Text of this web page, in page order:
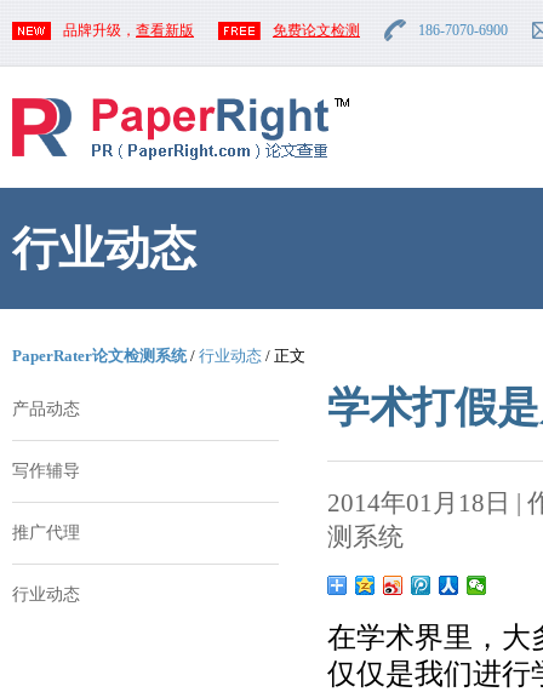
品牌升级， 查看新版 免费论文检测 186-7070-6900
行业动态
PaperRater论文检测系统/ 行业动态 / 正文
产品动态
写作辅导
推广代理
行业动态
学术打假
2014年01月18日 |
测系统
在学术界里，大
仅仅是我们进行